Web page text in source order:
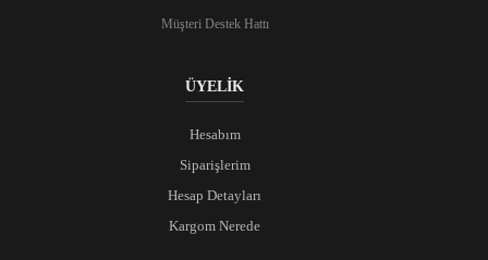
Müşteri Destek Hattı
ÜYELİK
Hesabım
Siparişlerim
Hesap Detayları
Kargom Nerede